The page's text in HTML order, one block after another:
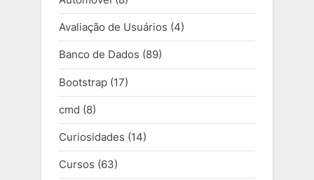
Avaliação de Usuários (4)
Banco de Dados (89)
Bootstrap (17)
cmd (8)
Curiosidades (14)
Cursos (63)